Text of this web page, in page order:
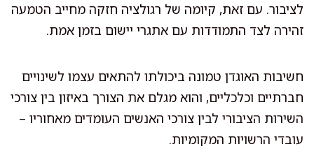
לציבור. עם זאת, קיומה של רגולציה חזקה מחייב הטמעה
זהירה לצד התמודדות עם אתגרי יישום בזמן אמת.
חשיבות האוגדן טמונה ביכולתו להתאים עצמו לשינויים
חברתיים וכלכליים, והוא מגלם את הצורך באיזון בין צורכי
השירות הציבורי לבין צורכי האנשים העומדים מאחוריו –
עובדי הרשויות המקומיות.